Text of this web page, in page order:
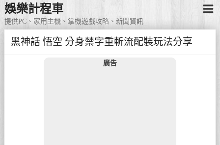
娛樂計程車
提供PC、家用主機、掌機遊戲攻略、新聞資訊
黑神話 悟空 分身禁字重斬流配裝玩法分享
廣告